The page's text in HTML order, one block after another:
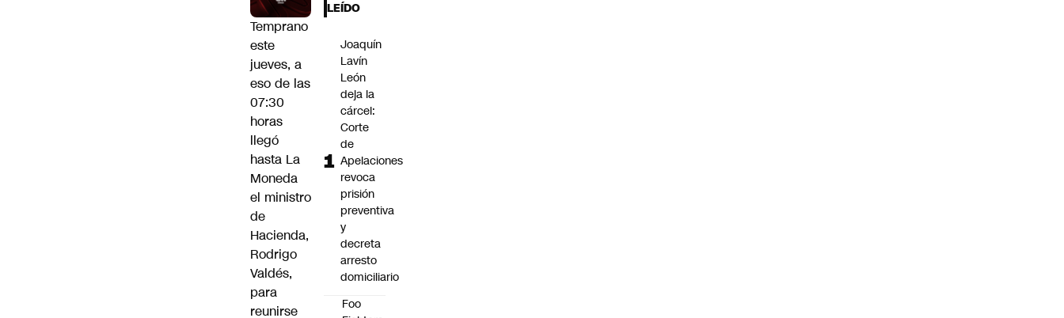
Temprano
este
jueves, a
eso de las
07:30
horas
llegó
hasta La
Moneda
el ministro
de
Hacienda,
Rodrigo
Valdés,
para
reunirse
LEÍDO
Joaquín
Lavín
León
deja la
cárcel:
Corte
de
Apelaciones
revoca
prisión
preventiva
y
decreta
arresto
domiciliario
Foo